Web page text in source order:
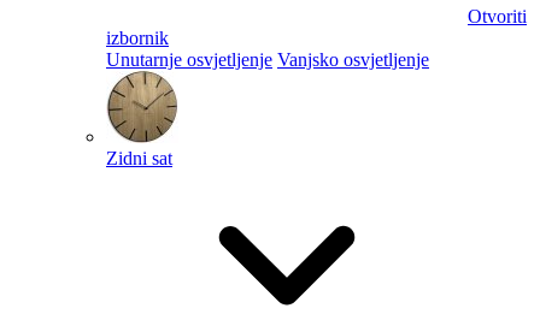
Otvoriti
izbornik
Unutarnje osvjetljenje Vanjsko osvjetljenje
Zidni sat